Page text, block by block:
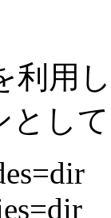
利用
とし